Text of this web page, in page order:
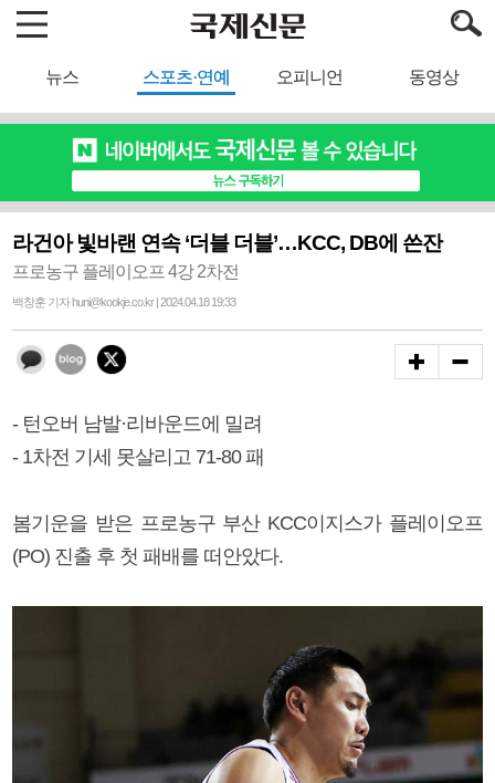
뉴스 스포츠·연예 오피니언 동영상
라건아 빛바랜 연속 ‘더블 더블’…KCC, DB에 쓴잔
프로농구 플레이오프 4강 2차전
백창훈 기자 huni@kookje.co.kr | 2024.04.18 19:33
- 턴오버 남발·리바운드에 밀려
- 1차전 기세 못살리고 71-80 패
봄기운을 받은 프로농구 부산 KCC이지스가 플레이오프
(PO) 진출 후 첫 패배를 떠안았다.